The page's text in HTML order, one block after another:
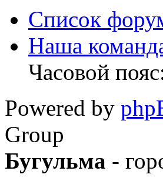
Список
Наша
Часовой
Powered by
Group
Бугульма -